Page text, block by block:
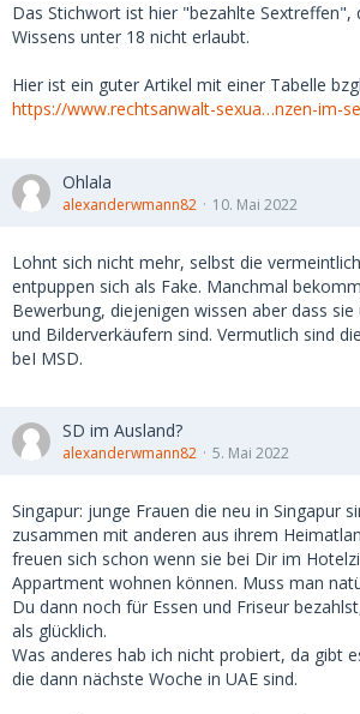
Das Stichwort ist hier "bezahlte Sextreffen",
Wissens unter 18 nicht erlaubt.
Hier ist ein guter Artikel mit einer Tabelle
https://www.rechtsanwalt-sexua…nzen-im-
Ohlala
alexanderwmann82 10. Mai 2022
Lohnt sich nicht mehr, selbst die
entpuppen sich als Fake. Manchmal
Bewerbung, diejenigen wissen aber dass
und Bilderverkäufern sind. Vermutlich sind
beI MSD.
SD im Ausland?
alexanderwmann82 5. Mai 2022
Singapur: junge Frauen die neu in Singapur
zusammen mit anderen aus ihrem
freuen sich schon wenn sie bei Dir im
Appartment wohnen können. Muss man
Du dann noch für Essen und Friseur
als glücklich.
Was anderes hab ich nicht probiert, da gibt
die dann nächste Woche in UAE sind.